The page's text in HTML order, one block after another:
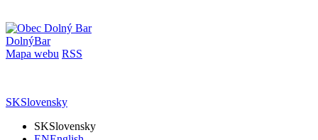
DolnýBar
Mapa webu RSS
SKSlovensky
SKSlovensky